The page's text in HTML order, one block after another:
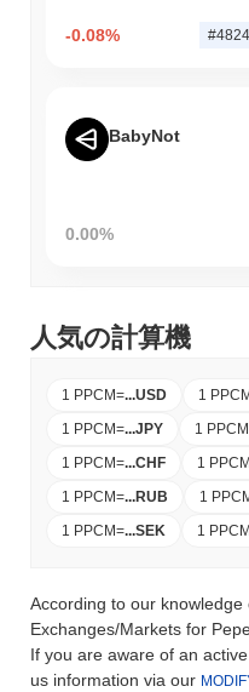
-0.08% #4824
BabyNot
0.00%
人気の計算機
1 PPCM=...USD 1 PPCM
1 PPCM=...JPY 1 PPCM
1 PPCM=...CHF 1 PPCM
1 PPCM=...RUB 1
1 PPCM=...SEK 1 PPCM
According to our
Exchanges/Markets for
If you are aware of an
us information via our